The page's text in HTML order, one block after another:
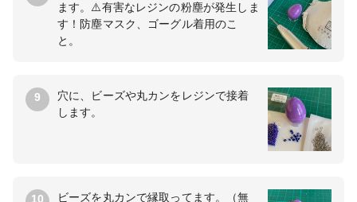
ます。⚠️有害なレジンの粉塵が発生しま
す！防塵マスク、ゴーグル着用のこ
と。
9
穴に、ビーズや丸カンをレジンで接着
します。
10 ビーズを丸カンで縁取ってます。（無